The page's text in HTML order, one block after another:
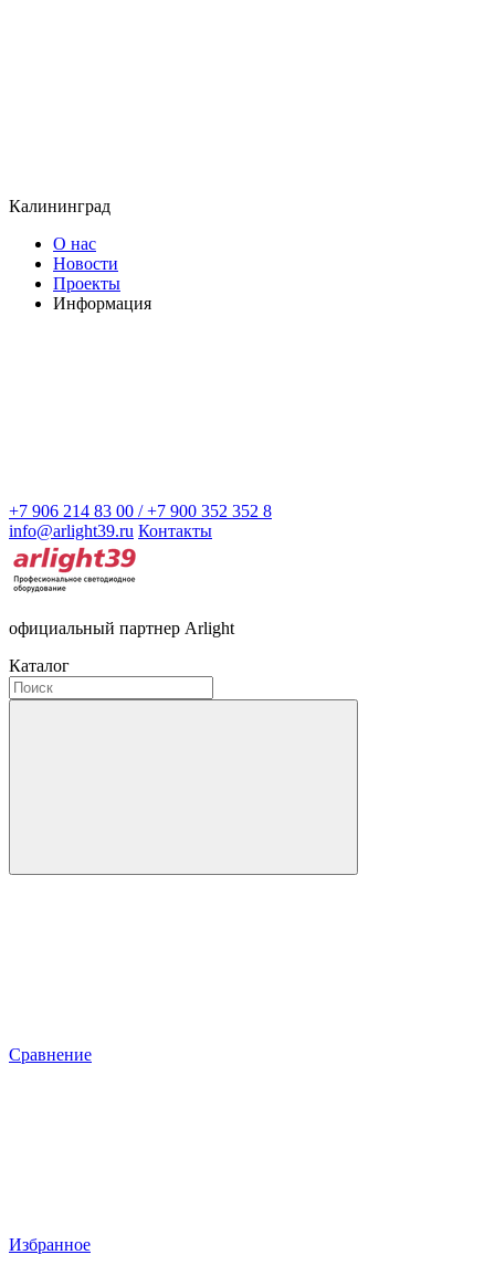
Калининград
О нас
Новости
Проекты
Информация
+7 906 214 83 00 / +7 900 352 352 8
info@arlight39.ru Контакты
официальный партнер Arlight
Каталог
Сравнение
Избранное